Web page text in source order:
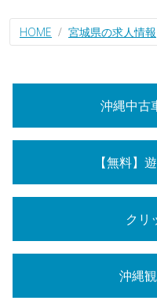
HOME 宮城県の求人情報
沖縄中古
【無料】
クリ
沖縄